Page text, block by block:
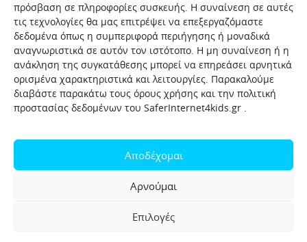
πρόσβαση σε πληροφορίες συσκευής. Η συναίνεση σε αυτές
τις τεχνολογίες θα μας επιτρέψει να επεξεργαζόμαστε
δεδομένα όπως η συμπεριφορά περιήγησης ή μοναδικά
αναγνωριστικά σε αυτόν τον ιστότοπο. Η μη συναίνεση ή η
ανάκληση της συγκατάθεσης μπορεί να επηρεάσει αρνητικά
ορισμένα χαρακτηριστικά και λειτουργίες. Παρακαλούμε
διαβάστε παρακάτω τους όρους χρήσης και την πολιτική
προστασίας δεδομένων του SaferInternet4kids.gr .
Αποδέχομαι
Αρνούμαι
Επιλογές
Πολιτική προστασίας δεδομένων
Πολιτική Προστασίας Παιδιών και Εφήβων
Όροι χρήσης
Help-Line